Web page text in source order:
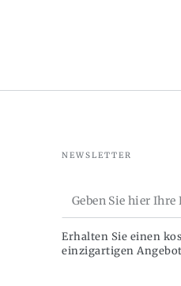
NEWSLETTER
Geben
Sie
hier
Erhalten Sie einen
einzigartigen